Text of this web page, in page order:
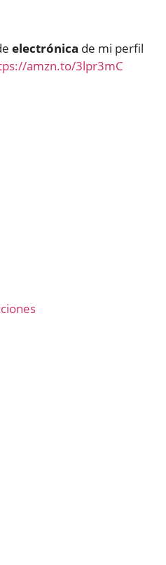
electrónica de mi perfil
amzn.to/3lpr3mC